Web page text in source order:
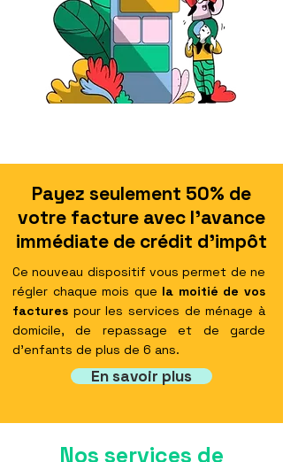
Payez seulement 50% de
votre facture avec l'avance
immédiate de crédit d'impôt
Ce nouveau dispositif vous permet de ne
régler chaque mois que la moitié de vos
factures pour les services de ménage à
domicile, de repassage et de garde
d'enfants de plus de 6 ans.
En savoir plus
Nos services de